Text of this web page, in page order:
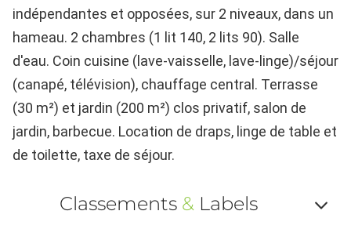
indépendantes et opposées, sur 2 niveaux, dans un
hameau. 2 chambres (1 lit 140, 2 lits 90). Salle
d'eau. Coin cuisine (lave-vaisselle, lave-linge)/séjour
(canapé, télévision), chauffage central. Terrasse
(30 m²) et jardin (200 m²) clos privatif, salon de
jardin, barbecue. Location de draps, linge de table et
de toilette, taxe de séjour.
Classements &Labels